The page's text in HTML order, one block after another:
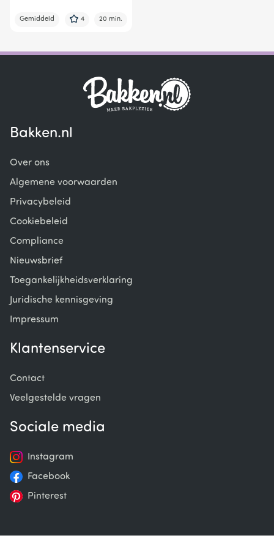
Gemiddeld 4 20 min.
Bakken.nl
Over ons
Algemene voorwaarden
Privacybeleid
Cookiebeleid
Compliance
Nieuwsbrief
Toegankelijkheidsverklaring
Juridische kennisgeving
Impressum
Klantenservice
Contact
Veelgestelde vragen
Sociale media
Instagram
Facebook
Pinterest